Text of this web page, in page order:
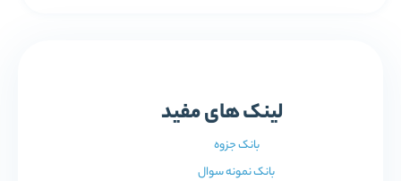
لینک های مفید
بانک جزوه
بانک نمونه سوال